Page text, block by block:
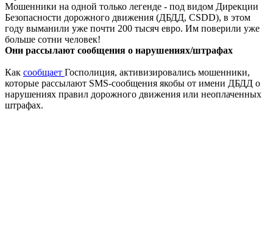
Мошенники на одной только легенде - под видом Дирекции
Безопасности дорожного движения (ДБДД, CSDD), в этом
году выманили уже почти 200 тысяч евро. Им поверили уже
больше сотни человек!
Они рассылают сообщения о нарушениях/штрафах
Как сообщает Госполиция, активизировались мошенники,
которые рассылают SMS-сообщения якобы от имени ДБДД о
нарушениях правил дорожного движения или неоплаченных
штрафах.